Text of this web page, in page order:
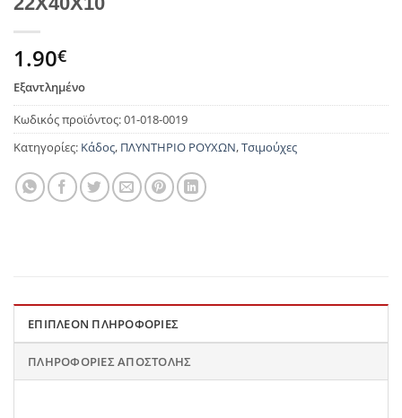
1.90€
Εξαντλημένο
Κωδικός προϊόντος:01-018-0019
Κατηγορίες: Κάδος, ΠΛΥΝΤΗΡΙΟ ΡΟΥΧΩΝ,Τσιμούχες
ΕΠΙΠΛΈΟΝ ΠΛΗΡΟΦΟΡΊΕΣ
ΠΛΗΡΟΦΟΡΊΕΣ ΑΠΟΣΤΟΛΉΣ